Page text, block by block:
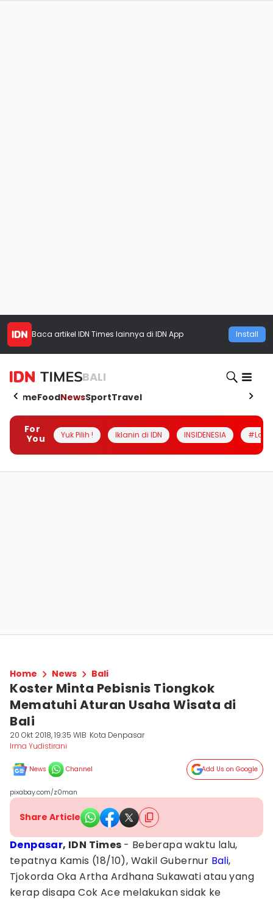
Baca artikel IDN Times lainnya di IDN App Install
BALI
HomeFoodNewsSportTravel
For
You
Yuk Pilih ! Iklanin di IDN INSIDENESIA
Home News Bali
Koster Minta Pebisnis Tiongkok
Mematuhi Aturan Usaha Wisata di
Bali
20 Okt 2018, 19:35 WIB Kota Denpasar
Irma Yudistirani
News Channel Add Us on Google
pixabay.com/z0man
Share Article
Denpasar, IDN Times - Beberapa waktu lalu,
tepatnya Kamis (18/10), Wakil Gubernur Bali,
Tjokorda Oka Artha Ardhana Sukawati atau yang
kerap disapa Cok Ace melakukan sidak ke